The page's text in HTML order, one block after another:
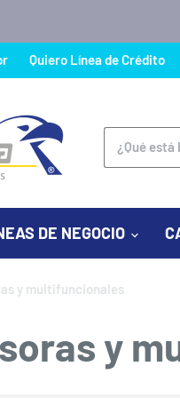
Quiero Línea de Crédito
DE NEGOCIO
y multifuncionales
y